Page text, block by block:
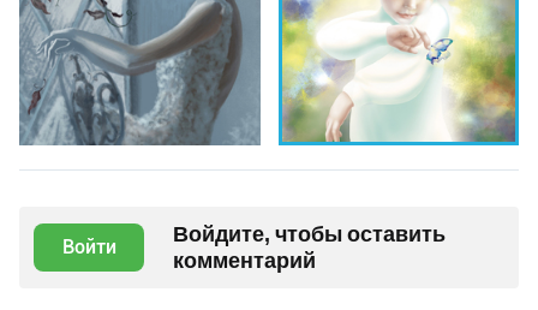
Войти
Войдите, чтобы оставить
комментарий